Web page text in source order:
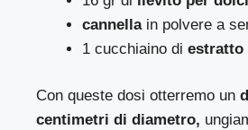
cannellain polvere a
1 cucchiaino di estratto
Con queste dosi otterremo un
centimetri di diametro,